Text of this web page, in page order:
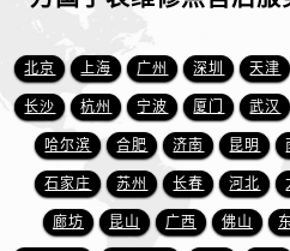
北京 上海 广州 深圳 天津
长沙 杭州 宁波 厦门 武汉
哈尔滨 合肥 济南 昆明
石家庄 苏州 长春 河北
廊坊 昆山 广西 佛山